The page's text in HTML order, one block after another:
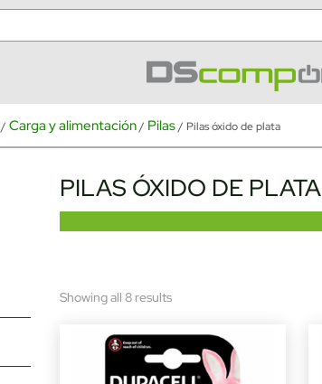
/Carga y alimentación/ Pilas/ Pilas óxido de plata
PILAS ÓXIDO DE PLATA
Showing all 8 resultsSorted
latest